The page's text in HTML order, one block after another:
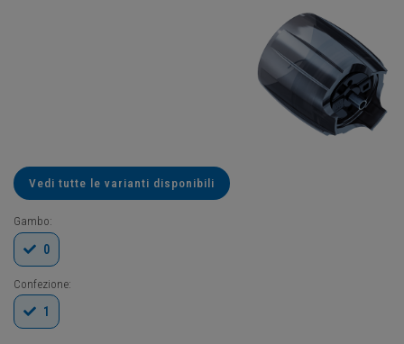
Vedi tutte le varianti disponibili
Gambo:
0
Confezione:
1